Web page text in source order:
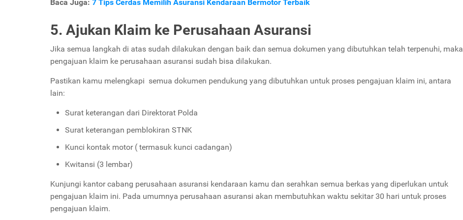
Baca Juga: 7 Tips Cerdas Memilih Asuransi Kendaraan Bermotor Terbaik
5. Ajukan Klaim ke Perusahaan Asuransi
Jika semua langkah di atas sudah dilakukan dengan baik dan semua dokumen yang dibutuhkan telah terpenuhi, maka
pengajuan klaim ke perusahaan asuransi sudah bisa dilakukan.
Pastikan kamu melengkapi semua dokumen pendukung yang dibutuhkan untuk proses pengajuan klaim ini, antara
lain:
Surat keterangan dari Direktorat Polda
Surat keterangan pemblokiran STNK
Kunci kontak motor ( termasuk kunci cadangan)
Kwitansi (3 lembar)
Kunjungi kantor cabang perusahaan asuransi kendaraan kamu dan serahkan semua berkas yang diperlukan untuk
pengajuan klaim ini. Pada umumnya perusahaan asuransi akan membutuhkan waktu sekitar 30 hari untuk proses
pengajuan klaim.